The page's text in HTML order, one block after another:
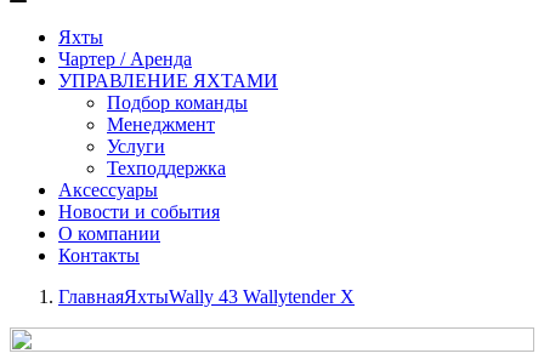
Яхты
Чартер / Аренда
УПРАВЛЕНИЕ ЯХТАМИ
Подбор команды
Менеджмент
Услуги
Техподдержка
Аксессуары
Новости и события
О компании
Контакты
ГлавнаяЯхтыWally 43 Wallytender X